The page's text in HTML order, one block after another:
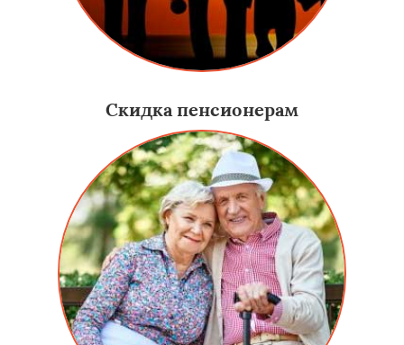
Скидка пенсионерам